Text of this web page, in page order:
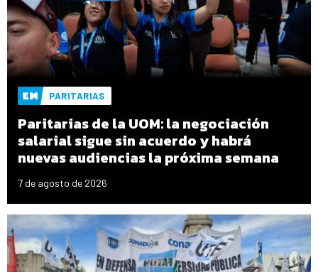
PARITARIAS
Paritarias de la UOM: la negociación
salarial sigue sin acuerdo y habrá
nuevas audiencias la próxima semana
7 de agosto de 2026